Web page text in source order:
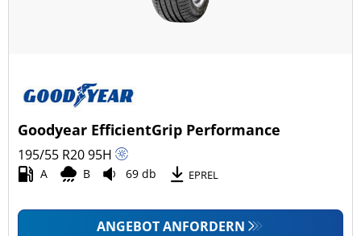
Goodyear EfficientGrip Performance
195/55 R2095H
A B 69 db EPREL
ANGEBOT ANFORDERN